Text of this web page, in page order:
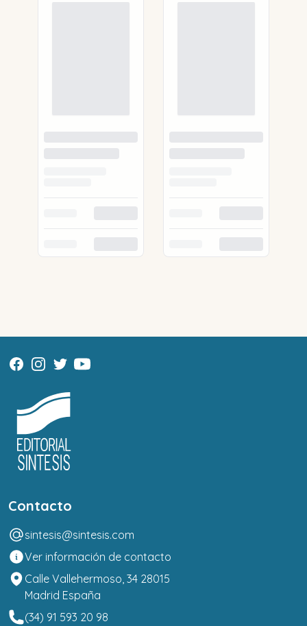
Contacto
sintesis@sintesis.com
Ver información de contacto
Calle Vallehermoso, 34 28015
Madrid España
(34) 91 593 20 98